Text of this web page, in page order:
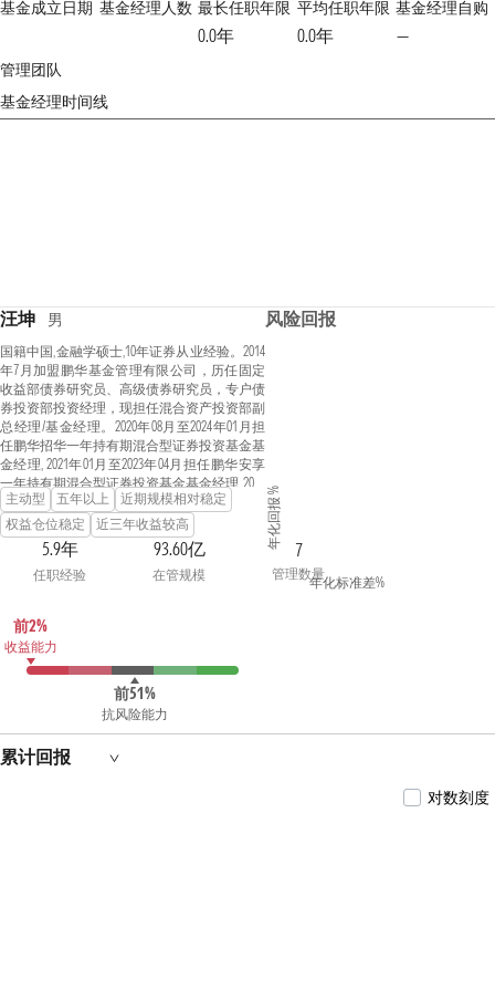
基金成立日期 基金经理人数 最长任职年限
0.0年
平均任职年限
0.0年
基金经理自购
—
管理团队
基金经理时间线
汪坤 男
国籍中国,金融学硕士,10年证券从业经验。2014
年7月加盟鹏华基金管理有限公司，历任固定
收益部债券研究员、高级债券研究员，专户债
券投资部投资经理，现担任混合资产投资部副
总经理/基金经理。2020年08月至2024年01月担
任鹏华招华一年持有期混合型证券投资基金基
金经理, 2021年01月至2023年04月担任鹏华安享
一年持有期混合型证券投资基金基金经理, 2021
年02月至2022年03月担任鹏华安裕5个月持有期
混合型证券投资基金基金经理, 2021年03月至
2024年01月担任鹏华宁华一年持有期混合型证
券投资基金基金经理, 2021年03月至2023年12月
担任鹏华民丰盈和6个月持有期混合型证券投
鹏华招润一年持有期混合型证券投资基金基金
经理, 2021年09月至2024年01月担任鹏华安诚混
合型证券投资基金基金经理, 2021年09月至2024
年01月担任鹏华上华一年持有期混合型证券投
资基金基金经理, 2021年10月至2023年04月担任
鹏华安源5个月持有期混合型证券投资基金基
一年持有期混合型证券投资基金基金经理, 2023
年04月至2024年05月担任鹏华悦享一年持有期
主动型 五年以上
近期规模相对稳定
权益仓位稳定
近三年收益较高
5.9年
任职经验
93.60亿
在管规模
7
管理数量
前2%
收益能力
前51%
抗风险能力
风险回报
年化回报 %
年化标准差%
累计回报
对数刻度